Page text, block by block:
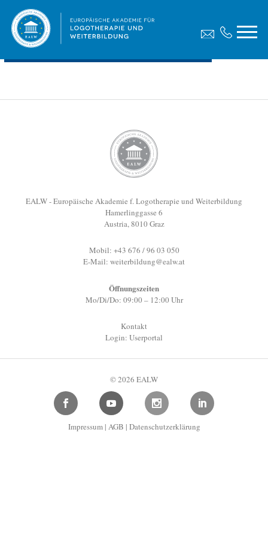
Diplomarbeit, Jantscher Maximilian
Dateigröße:0.98 MBDateiformat :
EALW - Europäische Akademie f. Logotherapie und Weiterbildung
Hamerlinggasse 6
Austria, 8010 Graz
Mobil: +43 676 / 96 03 050
E-Mail: weiterbildung@ealw.at
Öffnungszeiten
Mo/Di/Do: 09:00 – 12:00 Uhr
Kontakt
Login: Userportal
© 2026 EALW
Impressum| AGB | Datenschutzerklärung